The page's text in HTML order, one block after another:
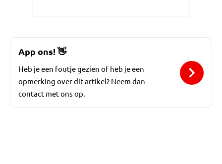
App ons!👋
Heb je een foutje gezien of heb je een
opmerking over dit artikel? Neem dan
contact met ons op.